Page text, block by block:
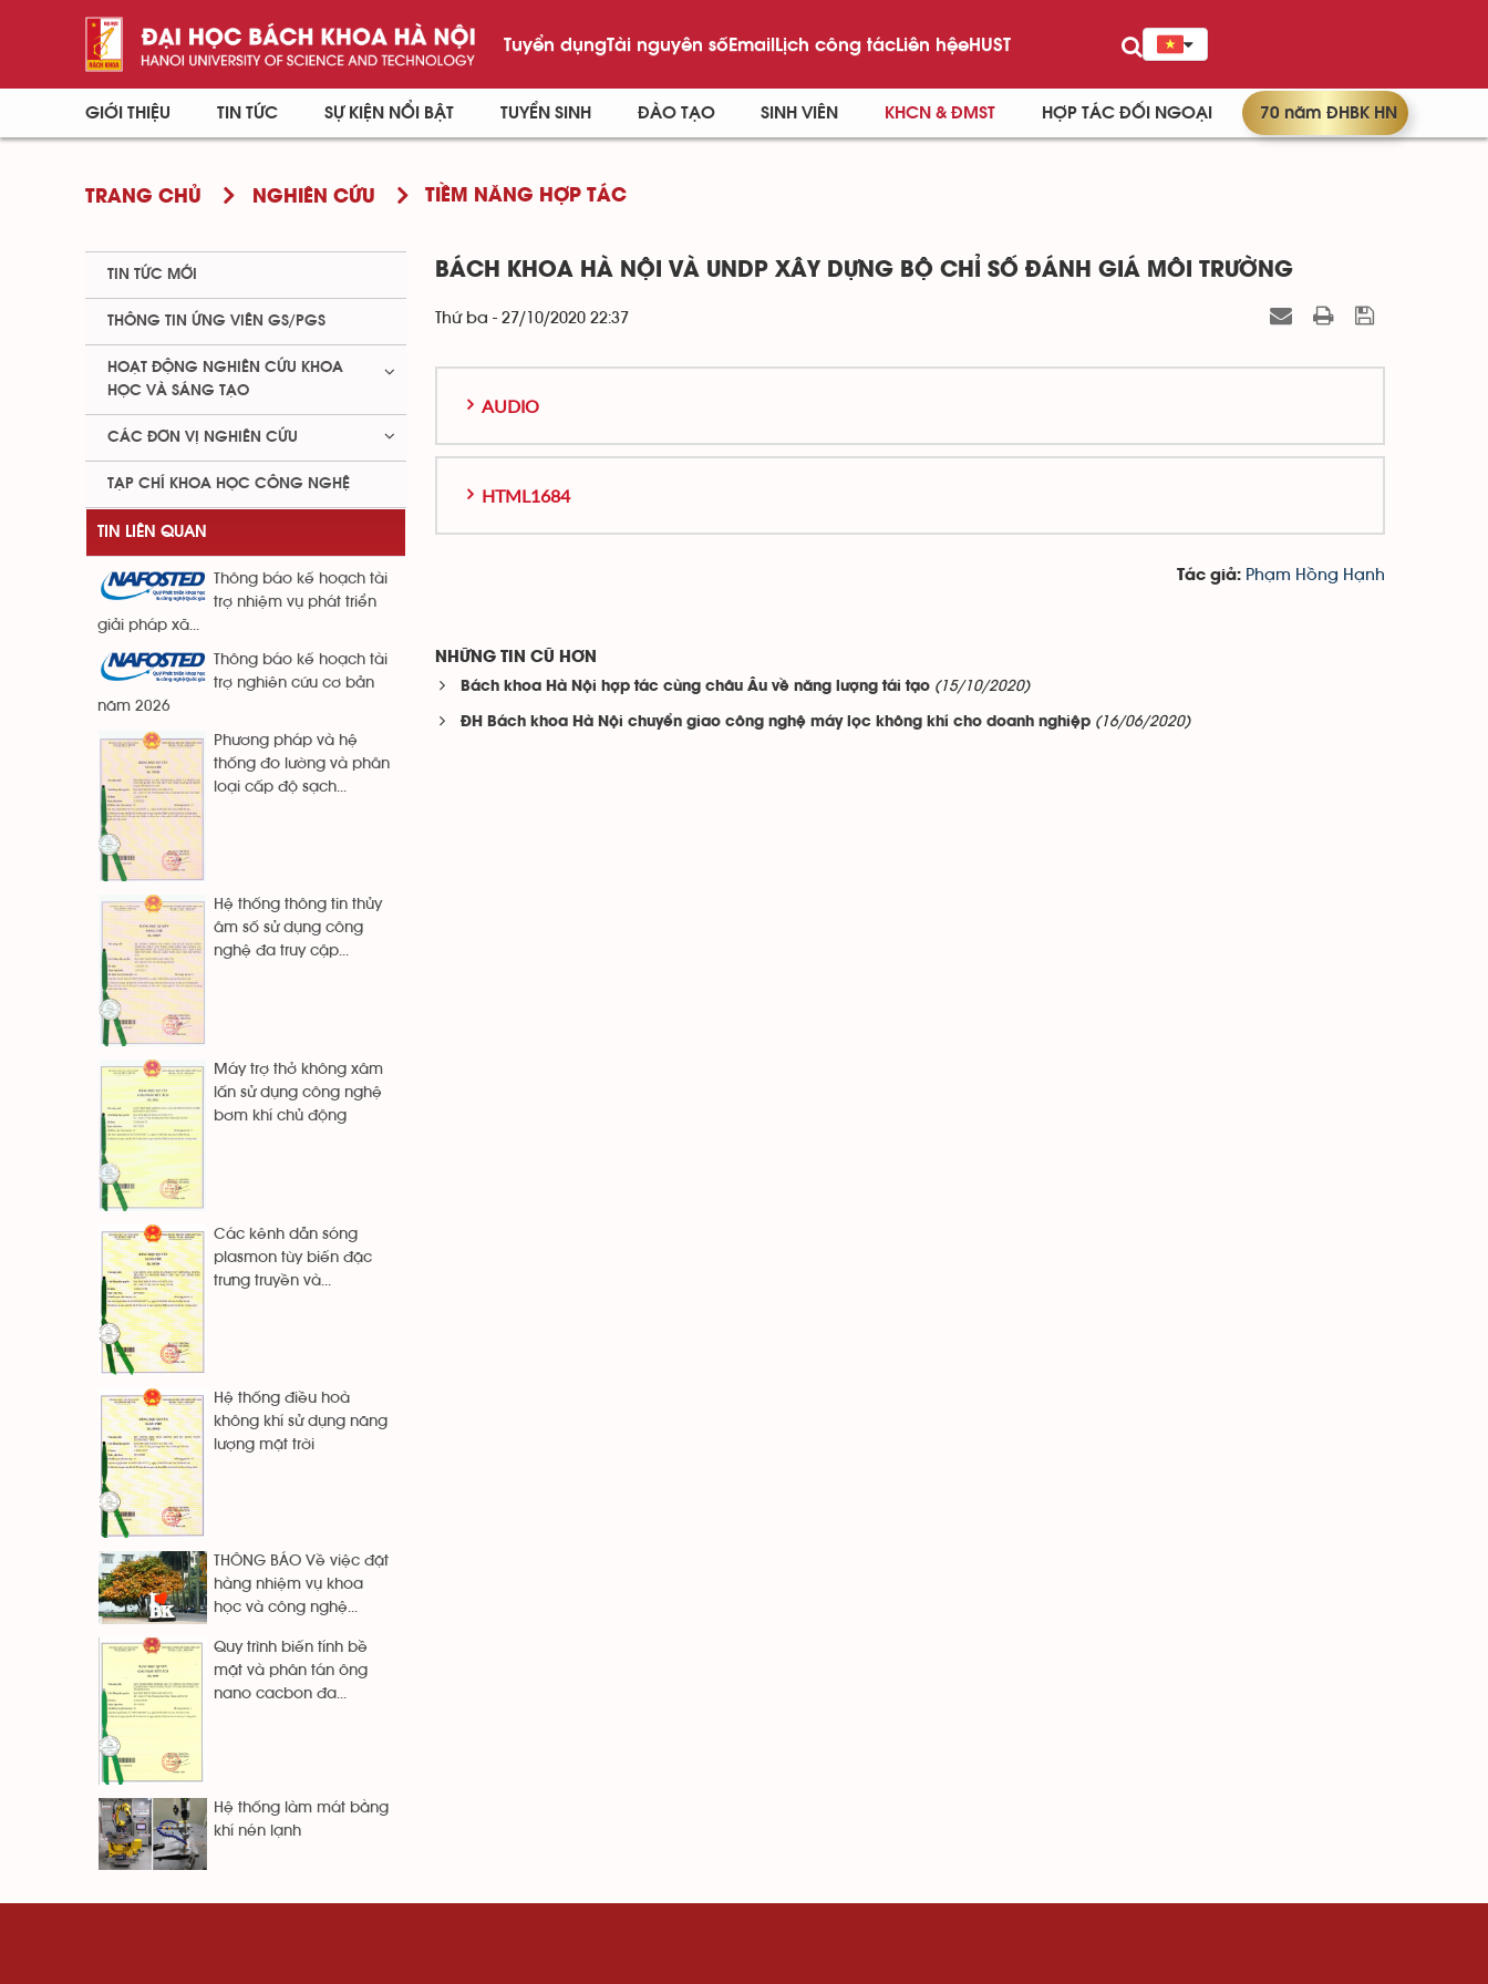
Tuyển dụngTài nguyên sốEmailLịch công tácLiên hệeHUST
GIỚI THIỆU TIN TỨC SỰ KIỆN NỔI BẬT TUYỂN SINH ĐÀO TẠO SINH VIÊN KHCN & ĐMST HỢP TÁC ĐỐI NGOẠI 70 năm ĐHBK HN
TRANG CHỦ NGHIÊN CỨU TIỀM NĂNG HỢP TÁC
BÁCH KHOA HÀ NỘI VÀ UNDP XÂY DỰNG BỘ CHỈ SỐ ĐÁNH GIÁ MÔI TRƯỜNG
Thứ ba - 27/10/2020 22:37
AUDIO
HTML1684
Tác giả: Phạm Hồng Hạnh
NHỮNG TIN CŨ HƠN
Bách khoa Hà Nội hợp tác cùng châu Âu về năng lượng tái tạo (15/10/2020)
ĐH Bách khoa Hà Nội chuyển giao công nghệ máy lọc không khí cho doanh nghiệp (16/06/2020)
TIN TỨC MỚI
THÔNG TIN ỨNG VIÊN GS/PGS
HOẠT ĐỘNG NGHIÊN CỨU KHOA
HỌC VÀ SÁNG TẠO
CÁC ĐƠN VỊ NGHIÊN CỨU
TẠP CHÍ KHOA HỌC CÔNG NGHỆ
TIN LIÊN QUAN
Thông báo kế hoạch tài
trợ nhiệm vụ phát triển
giải pháp xã...
Thông báo kế hoạch tài
trợ nghiên cứu cơ bản
năm 2026
Phương pháp và hệ
thống đo lường và phân
loại cấp độ sạch...
Hệ thống thông tin thủy
âm số sử dụng công
nghệ đa truy cập...
Máy trợ thở không xâm
lấn sử dụng công nghệ
bơm khí chủ động
Các kênh dẫn sóng
plasmon tùy biến đặc
trưng truyền và...
Hệ thống điều hoà
không khí sử dụng năng
lượng mặt trời
THÔNG BÁO Về việc đặt
hàng nhiệm vụ khoa
học và công nghệ...
Quy trình biến tính bề
mặt và phân tán ông
nano cacbon đa...
Hệ thống làm mát bằng
khí nén lạnh